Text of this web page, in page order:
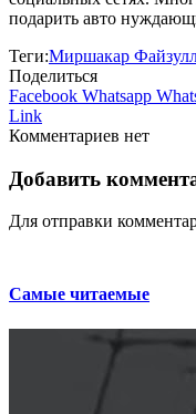
подарить авто
Теги:Миршакар
Поделиться
Facebook Whatsapp
Link
Комментариев нет
Добавить
Для отправки
Самые читаемые